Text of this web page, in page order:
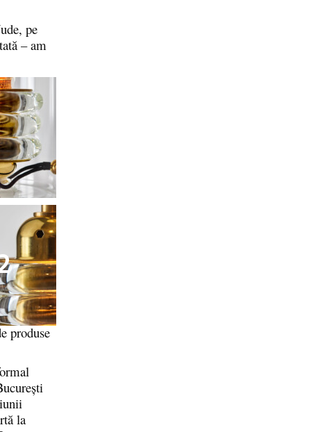
pe
– am
produse
la